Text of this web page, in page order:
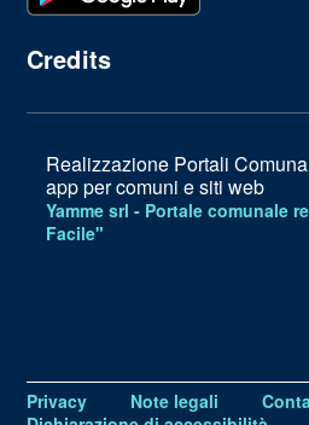
Credits
Realizzazione Portali
app per comuni e siti web
Yamme srl - Portale comunale
Facile"
Privacy Note legali